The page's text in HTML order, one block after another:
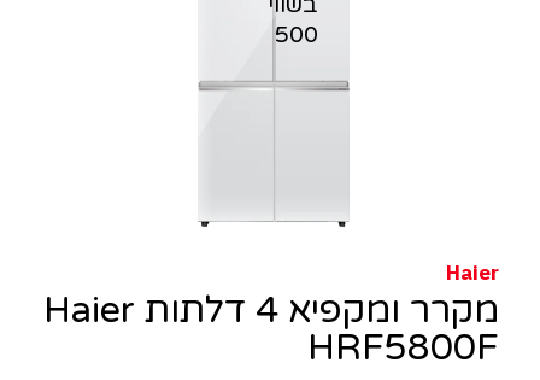
Haier
מקרר ומקפיא 4 דלתות Haier
HRF5800F